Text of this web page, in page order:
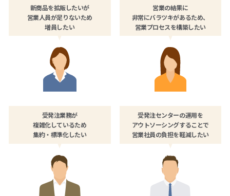
新商品を拡販したいが
営業人員が足りないため
増員したい
営業の結果に
非常にバラツキがあるため、
営業プロセスを構築したい
受発注業務が
複雑化しているため
集約・標準化したい
受発注センターの運用を
アウトソーシングすることで
営業社員の負担を軽減したい